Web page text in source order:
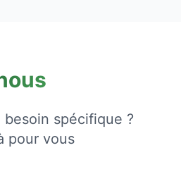
spécifique ?
pour vous